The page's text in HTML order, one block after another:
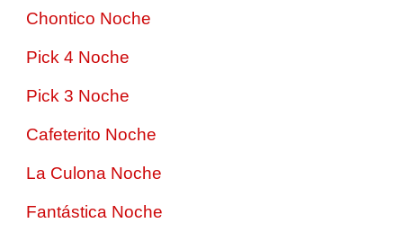
Chontico Noche
Pick 4 Noche
Pick 3 Noche
Cafeterito Noche
La Culona Noche
Fantástica Noche